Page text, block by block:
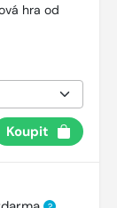
hra od
Koupit